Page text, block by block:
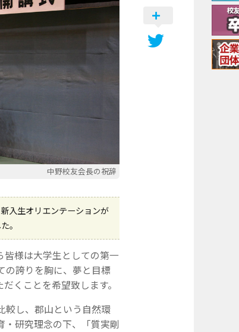
中野校友会長の祝辞
入生オリエンテーションが
。
皆様は大学生としての第一
の誇りを胸に、夢と目標
くことを希望致します。
較し、郡山という自然環
・研究理念の下、「質実剛